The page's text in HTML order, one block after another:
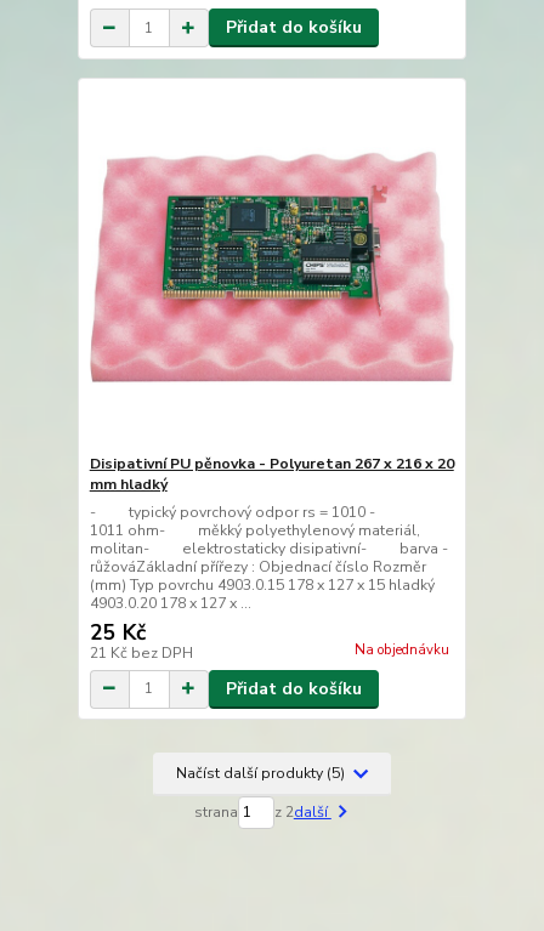
Přidat do košíku
Disipativní PU pěnovka - Polyuretan 267 x 216 x 20
mm hladký
- typický povrchový odpor rs = 1010 -
1011 ohm- měkký polyethylenový materiál,
molitan- elektrostaticky disipativní- barva -
růžováZákladní přířezy : Objednací číslo Rozměr
(mm) Typ povrchu 4903.0.15 178 x 127 x 15 hladký
4903.0.20 178 x 127 x ...
25 Kč
21 Kč bez DPH Na objednávku
Přidat do košíku
Načíst další produkty (5)
strana z 2další